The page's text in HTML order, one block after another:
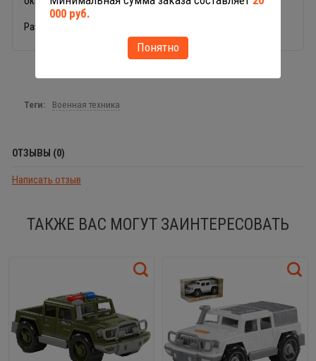
Размер игрушки: 31 х 16 х 13 см.
Теги: Военная техника
ОТЗЫВЫ (0)
Написать отзыв
ТАКЖЕ ВАС МОГУТ ЗАИНТЕРЕСОВАТЬ
000 руб.
Понятно